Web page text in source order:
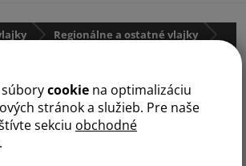
cookie na optimalizáciu
stránok a služieb. Pre naše
sekciu obchodné
.
Regionálne a ostatné vlajky
vlajka